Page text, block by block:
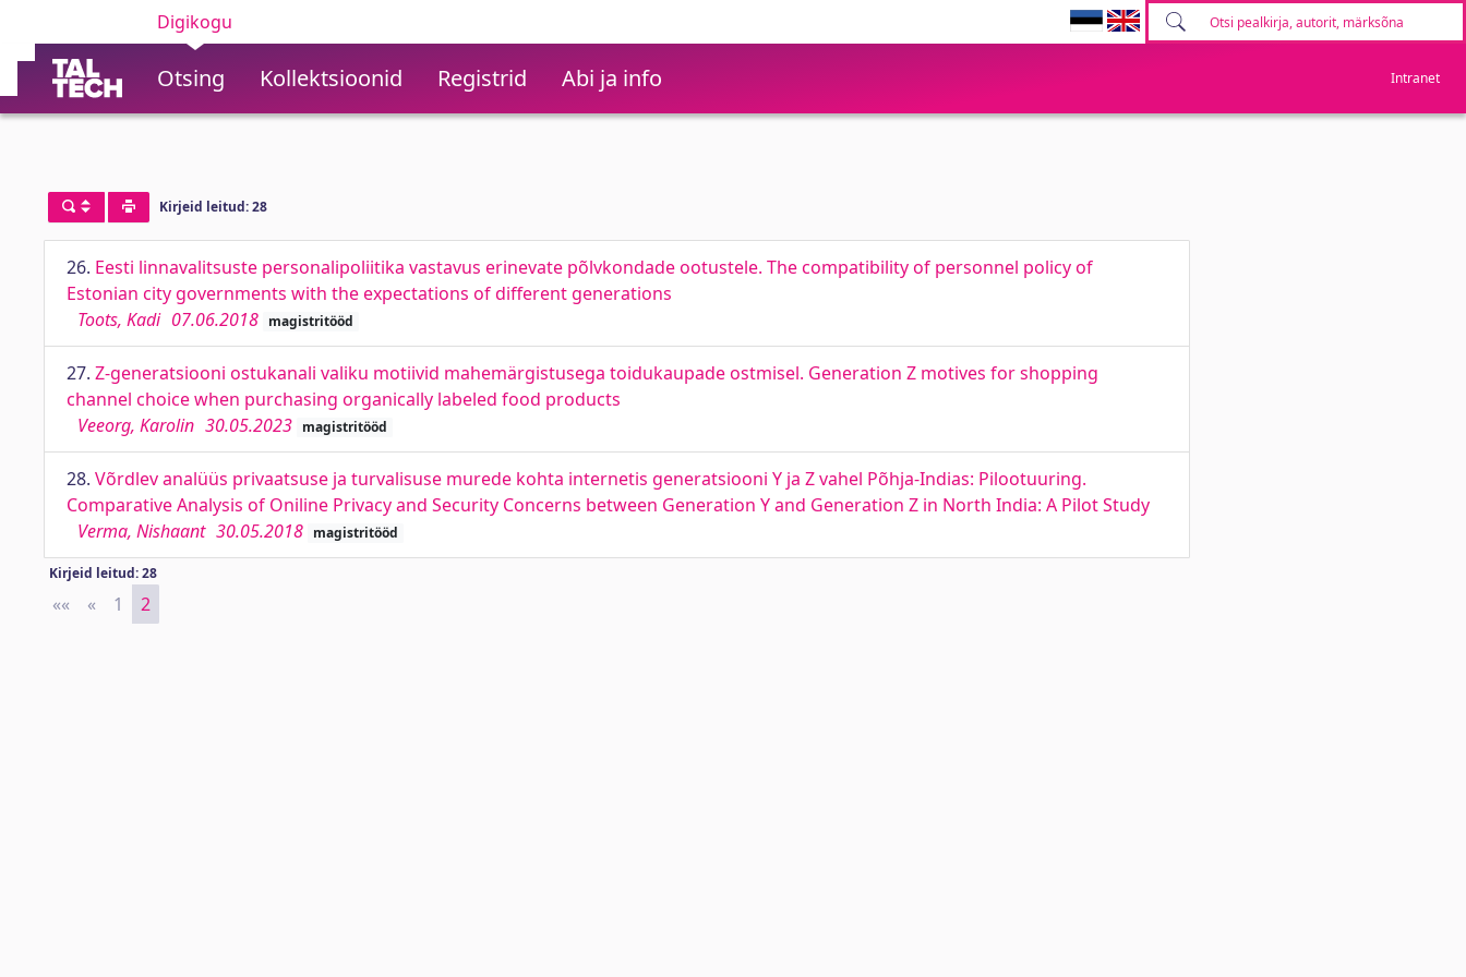
Digikogu
Otsing Kollektsioonid Registrid Abi ja info Intranet
Kirjeid leitud: 28
26. Eesti linnavalitsuste personalipoliitika vastavus erinevate põlvkondade ootustele. The compatibility of personnel policy of
Estonian city governments with the expectations of different generations
Toots, Kadi 07.06.2018 magistritööd
27. Z-generatsiooni ostukanali valiku motiivid mahemärgistusega toidukaupade ostmisel. Generation Z motives for shopping
channel choice when purchasing organically labeled food products
Veeorg, Karolin 30.05.2023 magistritööd
28. Võrdlev analüüs privaatsuse ja turvalisuse murede kohta internetis generatsiooni Y ja Z vahel Põhja-Indias: Pilootuuring.
Comparative Analysis of Oniline Privacy and Security Concerns between Generation Y and Generation Z in North India: A Pilot Study
Verma, Nishaant 30.05.2018 magistritööd
Kirjeid leitud: 28
«« First
« Previous
1 2